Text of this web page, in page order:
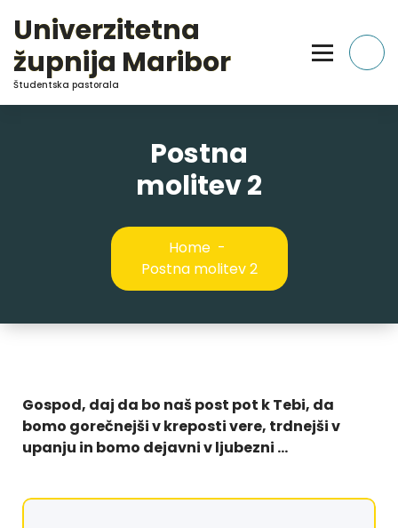
Content
Univerzitetna
župnija Maribor
Študentska pastorala
Postna
molitev 2
Home -
Postna molitev 2
Gospod, daj da bo naš post pot k Tebi, da
bomo gorečnejši v kreposti vere, trdnejši v
upanju in bomo dejavni v ljubezni …